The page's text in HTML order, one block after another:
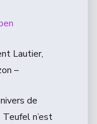
Lautier,
–
de
Teufel n’est